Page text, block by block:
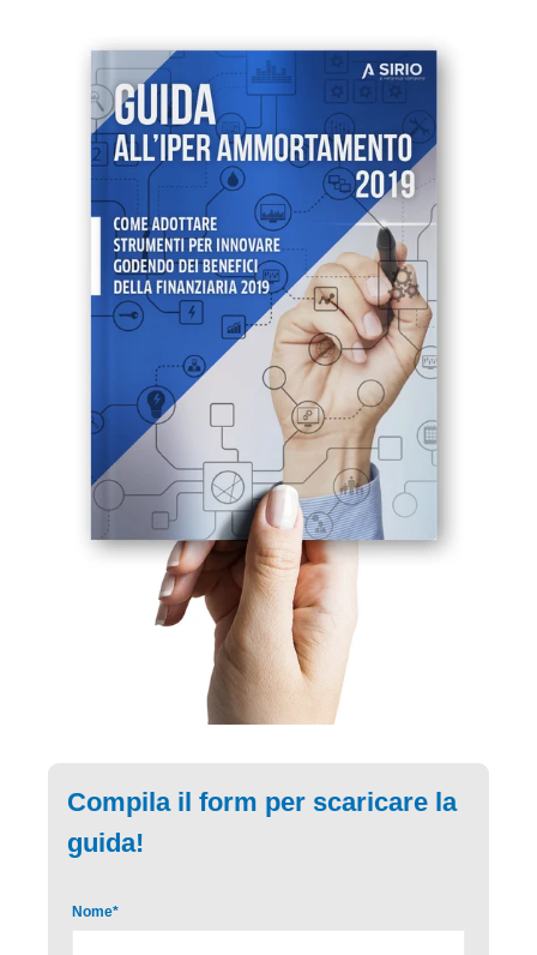
Compila il form per scaricare la
guida!
Nome*